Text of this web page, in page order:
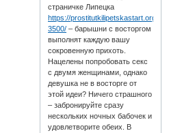
страничке Липецка
https://prostitutkilipetskastart.org/
3500/ – барышни с восторгом
выполнят каждую вашу
сокровенную прихоть.
Нацелены попробовать секс
с двумя женщинами, однако
девушка не в восторге от
этой идеи? Ничего страшного
– забронируйте сразу
нескольких ночных бабочек и
удовлетворите обеих. В